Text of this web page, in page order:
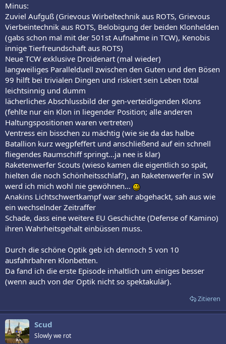
Minus:
Zuviel Aufguß (Grievous Wirbeltechnik aus ROTS, Grievous
Vierbeintechnik aus ROTS, Belobigung der beiden Klonhelden
(gabs schon mal mit der 501st Aufnahme in TCW), Kenobis
innige Tierfreundschaft aus ROTS)
Neue TCW exklusive Droidenart (mal wieder)
langweiliges Parallelduell zwischen den Guten und den Bösen
99 hilft bei trivialen Dingen und riskiert sein Leben total
leichtsinnig und dumm
lächerliches Abschlussbild der gen-verteidigenden Klons
(fehlte nur ein Klon in liegender Position; alle anderen
Haltungspositionen waren vertreten)
Ventress ein bisschen zu mächtig (wie sie da das halbe
Batallion kurz wegpfeffert und anschließend auf ein schnell
fliegendes Raumschiff springt...ja nee is klar)
Raketenwerfer Scouts (wieso kamen die eigentlich so spät,
hielten die noch Schönheitsschlaf?), an Raketenwerfer in SW
werd ich mich wohl nie gewöhnen...
Anakins Lichtschwertkampf war sehr abgehackt, sah aus wie
ein wechselnder Zeitraffer
Schade, dass eine weitere EU Geschichte (Defense of Kamino)
ihren Wahrheitsgehalt einbüssen muss.
Durch die schöne Optik geb ich dennoch 5 von 10
ausfahrbahren Klonbetten.
Da fand ich die erste Episode inhaltlich um einiges besser
(wenn auch von der Optik nicht so spektakulär).
Zitieren
Scud
Slowly we rot